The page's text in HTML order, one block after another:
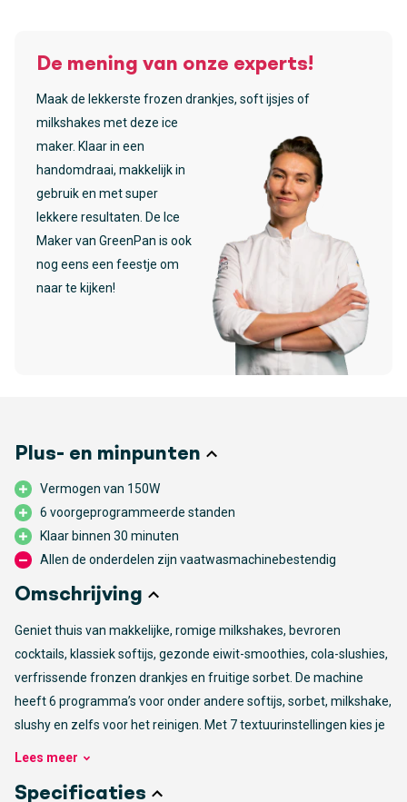
De mening van onze experts!
Maak de lekkerste frozen drankjes, soft ijsjes of
milkshakes met deze ice
maker. Klaar in een
handomdraai, makkelijk in
gebruik en met super
lekkere resultaten. De Ice
Maker van GreenPan is ook
nog eens een feestje om
naar te kijken!
Omschrijving
Geniet thuis van makkelijke, romige milkshakes, bevroren
cocktails, klassiek softijs, gezonde eiwit-smoothies, cola-slushies,
verfrissende fronzen drankjes en fruitige sorbet. De machine
heeft 6 programma’s voor onder andere softijs, sorbet, milkshake,
slushy en zelfs voor het reinigen. Met 7 textuurinstellingen kies je
van zacht en romig tot stevig en dik. De dubbel geïsoleerde
zorgt voor een constante structuur.
Lees meer
Plus- en minpunten
Vermogen van 150W
6 voorgeprogrammeerde standen
Klaar binnen 30 minuten
Allen de onderdelen zijn vaatwasmachinebestendig
Specificaties